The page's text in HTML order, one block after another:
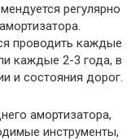
регулярно
проводить каждые
каждые 2-3 года, в
и состояния дорог.
амортизатора,
инструменты,